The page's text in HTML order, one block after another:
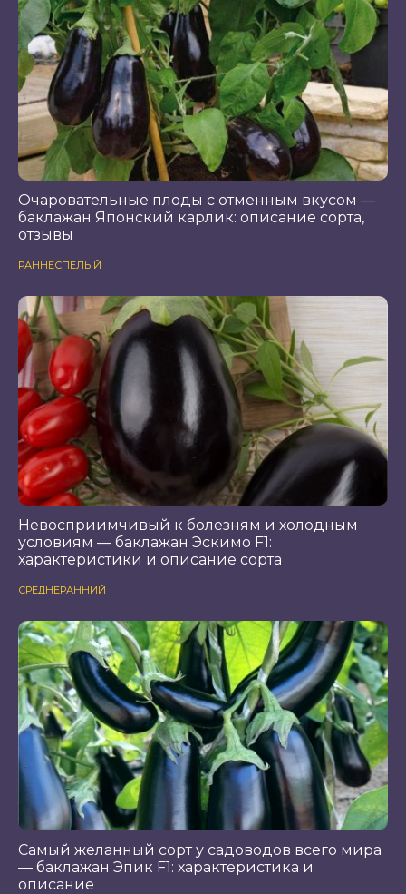
Очаровательные плоды с отменным вкусом —
баклажан Японский карлик: описание сорта,
отзывы
РАННЕСПЕЛЫЙ
Невосприимчивый к болезням и холодным
условиям — баклажан Эскимо F1:
характеристики и описание сорта
СРЕДНЕРАННИЙ
Самый желанный сорт у садоводов всего мира
— баклажан Эпик F1: характеристика и
описание